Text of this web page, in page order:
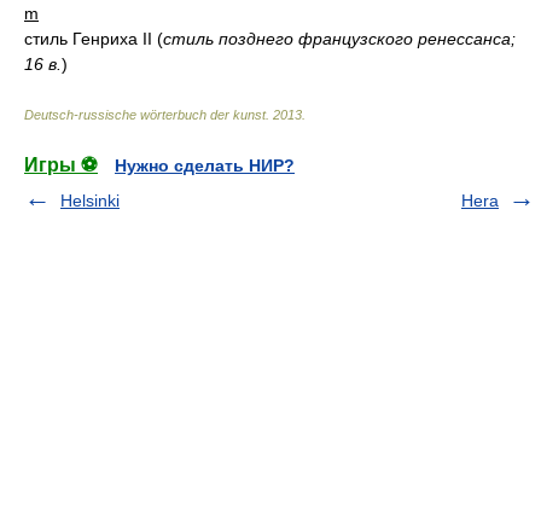
m
стиль Генриха II (стиль позднего французского ренессанса;
16 в. )
Deutsch-russische wörterbuch der kunst. 2013
Игры ⚽
Нужно сделать НИР?
Helsinki
Hera